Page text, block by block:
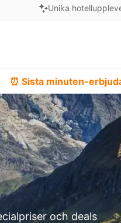
Unika
⏰ Sista minuten-
och deals